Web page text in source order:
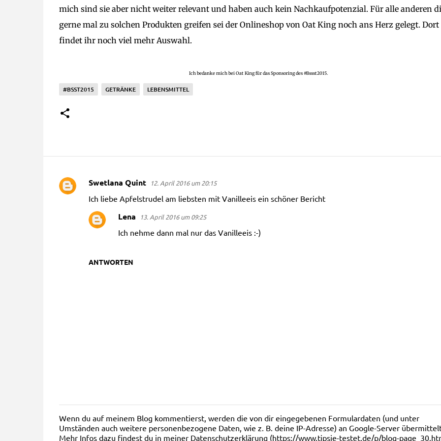
mich sind sie aber nicht weiter relevant und haben auch kein Nachkaufpotenzial. Für alle anderen
gerne mal zu solchen Produkten greifen sei der Onlineshop von Oat King noch ans Herz gelegt. Dort
findet ihr noch viel mehr Auswahl.
Ich bedanke mich bei Oat King für das Sponsoring des #Bssst2015.
#BSST2015 GETRÄNKE LEBENSMITTEL
K
Swetlana Quint 12. April 2016 um 20:15
Ich liebe Apfelstrudel am liebsten mit Vanilleeis ein schöner Bericht
ANTWORTEN
Lena 13. April 2016 um 09:25
Ich nehme dann mal nur das Vanilleeis :-)
K
o
Wenn du auf meinem Blog kommentierst, werden die von dir eingegebenen Formulardaten (und unter
Umständen auch weitere personenbezogene Daten, wie z. B. deine IP-Adresse) an Google-Server
Mehr Infos dazu findest du in meiner Datenschutzerklärung (https://www.tipsie-testet.de/p/blog-